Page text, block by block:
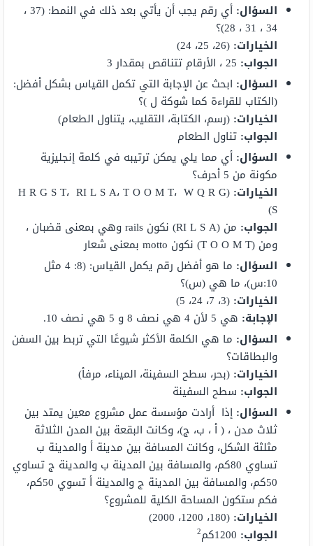
السؤال:
أي رقم يجب أن يأتي بعد ذلك في النمط: (37 ،
34 ، 31 ، 28)؟
الخيارات: (26، 25، 24)
الجواب:
السؤال: ابحث عن الإجابة التي تكمل القياس بشكل أفضل:
(الكتاب للقراءة كما شوكة ل )؟
الخيارات: (رسم، الكتابة، التقليب، يتناول الطعام)
الجواب: تناول الطعام
السؤال: أي مما يلي يمكن ترتيبه في كلمة إنجليزية
مكونة من 5 أحرف؟
الخيارات: (H R G S T، RI L S A، T O O M T، W Q R G
S)
الجواب:
من (RI L S A) نكون rails وهي بمعنى قضبان ،
ومن (T O O M T) نكون motto بمعنى شعار
السؤال:
ما هو أفضل رقم يكمل القياس: (8: 4 مثل
10:س)، ما هي (س)؟
الخيارات: (3، 7، 24، 5)
الإجابة: هي 5 لأن 4 هي نصف 8 و 5 هي نصف 10.
السؤال: ما هي الكلمة الأكثر شيوعًا التي تربط بين السفن
والبطاقات؟
الخيارات: (بحر، سطح السفينة، الميناء، مرفأ)
الجواب: سطح السفينة
السؤال: إذا أرادت مؤسسة عمل مشروع معين يمتد بين
ثلاث مدن ، ( أ ، ب، ج)، وكانت البقعة بين المدن الثلاثة
مثلثة الشكل، وكانت المسافة بين مدينة أ والمدينة ب
تساوي 80كم، والمسافة بين المدينة ب والمدينة ج تساوي
50كم، والمسافة بين المدينة ج والمدينة أ تسوي 50كم،
فكم ستكون المساحة الكلية للمشروع؟
الخيارات: (180، 1200، 2000)
الجواب:
2